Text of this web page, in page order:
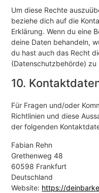
Um diese Rechte
beziehe dich auf die
Erklärung. Wenn du eine
deine Daten behandeln,
du hast auch das Recht
(Datenschutzbehörde) zu
10.
Für Fragen und/oder
Richtlinien und diese
der folgenden
Fabian Rehn
Grethenweg 48
60598 Frankfurt
Deutschland
Website: https://